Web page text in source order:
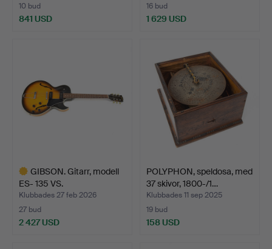
10 bud
841 USD
16 bud
1 629 USD
GIBSON. Gitarr, modell
ES- 135 VS.
Klubbades 27 feb 2026
27 bud
2 427 USD
POLYPHON, speldosa, med
37 skivor, 1800-/1…
Klubbades 11 sep 2025
19 bud
158 USD